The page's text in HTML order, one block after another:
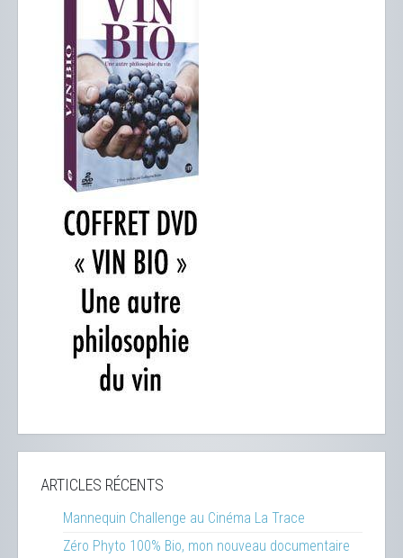
ARTICLES RÉCENTS
Mannequin Challenge au Cinéma La Trace
Zéro Phyto 100% Bio, mon nouveau documentaire